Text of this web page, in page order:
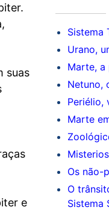
suas
e
Sistema
Urano,
Marte, a
Netuno,
Periélio,
Marte
Os não-
O
Sistema